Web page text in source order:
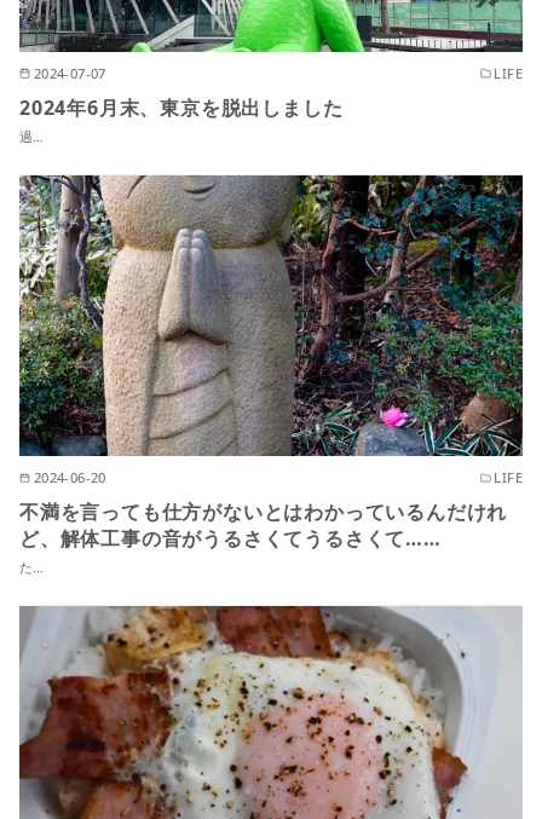
2024-07-07 LIFE
2024年6月末、東京を脱出しました
過…
2024-06-20 LIFE
不満を言っても仕方がないとはわかっているんだけれ
ど、解体工事の音がうるさくてうるさくて……
た…